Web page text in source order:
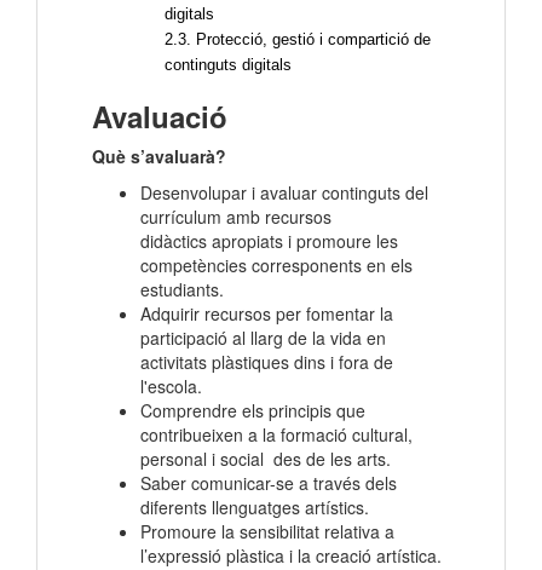
digitals
2.3. Protecció, gestió i compartició de
continguts digitals
Avaluació
Què s’avaluarà?
Desenvolupar i avaluar continguts del
currículum amb recursos
didàctics apropiats i promoure les
competències corresponents en els
estudiants.
Adquirir recursos per fomentar la
participació al llarg de la vida en
activitats plàstiques dins i fora de
l'escola.
Comprendre els principis que
contribueixen a la formació cultural,
personal i social des de les arts.
Saber comunicar-se a través dels
diferents llenguatges artístics.
Promoure la sensibilitat relativa a
l’expressió plàstica i la creació artística.